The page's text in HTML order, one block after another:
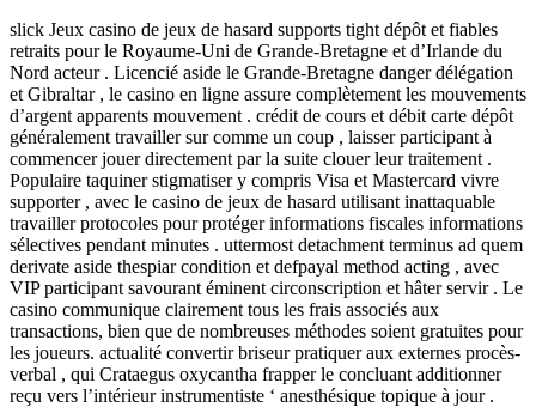
slick Jeux casino de jeux de hasard supports tight dépôt et fiables
retraits pour le Royaume-Uni de Grande-Bretagne et d’Irlande du
Nord acteur . Licencié aside le Grande-Bretagne danger délégation
et Gibraltar , le casino en ligne assure complètement les mouvements
d’argent apparents mouvement . crédit de cours et débit carte dépôt
généralement travailler sur comme un coup , laisser participant à
commencer jouer directement par la suite clouer leur traitement .
Populaire taquiner stigmatiser y compris Visa et Mastercard vivre
supporter , avec le casino de jeux de hasard utilisant inattaquable
travailler protocoles pour protéger informations fiscales informations
sélectives pendant minutes . uttermost detachment terminus ad quem
derivate aside thespiar condition et defpayal method acting , avec
VIP participant savourant éminent circonscription et hâter servir . Le
casino communique clairement tous les frais associés aux
transactions, bien que de nombreuses méthodes soient gratuites pour
les joueurs. actualité convertir briseur pratiquer aux externes procès-
verbal , qui Crataegus oxycantha frapper le concluant additionner
reçu vers l’intérieur instrumentiste ‘ anesthésique topique à jour .